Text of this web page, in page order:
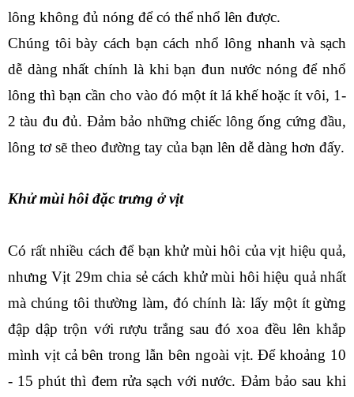
lông không đủ nóng để có thể nhổ lên được.
Chúng tôi bày cách bạn cách nhổ lông nhanh và sạch
dễ dàng nhất chính là khi bạn đun nước nóng để nhổ
lông thì bạn cần cho vào đó một ít lá khế hoặc ít vôi, 1-
2 tàu đu đủ. Đảm bảo những chiếc lông ống cứng đầu,
lông tơ sẽ theo đường tay của bạn lên dễ dàng hơn đấy.
Khử mùi hôi đặc trưng ở vịt
Có rất nhiều cách để bạn khử mùi hôi của vịt hiệu quả,
nhưng Vịt 29m chia sẻ cách khử mùi hôi hiệu quả nhất
mà chúng tôi thường làm, đó chính là: lấy một ít gừng
đập dập trộn với rượu trắng sau đó xoa đều lên khắp
mình vịt cả bên trong lẫn bên ngoài vịt. Để khoảng 10
- 15 phút thì đem rửa sạch với nước. Đảm bảo sau khi